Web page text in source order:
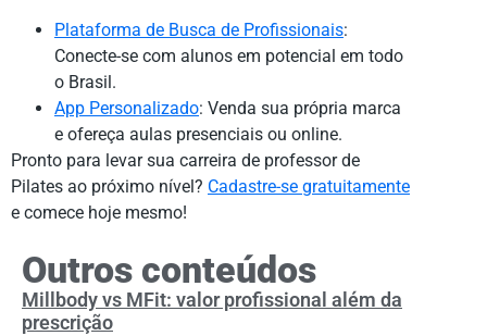
Plataforma de Busca de Profissionais:
Conecte-se com alunos em potencial em todo
o Brasil.
App Personalizado: Venda sua própria marca
e ofereça aulas presenciais ou online.
Pronto para levar sua carreira de professor de
Pilates ao próximo nível? Cadastre-se gratuitamente
e comece hoje mesmo!
Outros conteúdos
Millbody vs MFit: valor profissional além da
prescrição